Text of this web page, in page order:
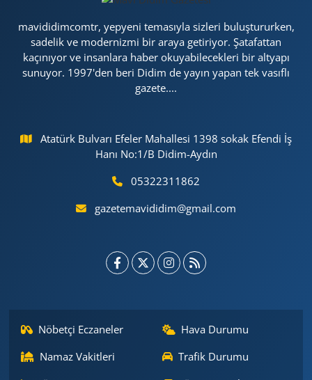
mavididimcomtr, yepyeni temasıyla sizleri buluştururken,
sadelik ve modernizmi bir araya getiriyor. Şatafattan
kaçınıyor ve insanlara haber okuyabilecekleri bir altyapı
sunuyor. 1997'den beri Didim de yayın yapan tek vasıflı
gazete....
Atatürk Bulvarı Efeler Mahallesi 1398 sokak Efendi İş
Hanı No:1/B Didim-Aydın
05322311862
gazetemavididim@gmail.com
Nöbetçi Eczaneler
Hava Durumu
Namaz Vakitleri
Trafik Durumu